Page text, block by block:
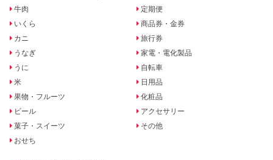
牛肉
いくら
カニ
うなぎ
うに
米
果物・フルーツ
ビール
菓子・スイーツ
おせち
定期便
商品券・金券
旅行券
家電・電化製品
自転車
日用品
化粧品
アクセサリー
その他